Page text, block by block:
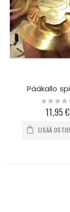
Pääkallo
Rating:
0%
11,95 €
LISÄÄ